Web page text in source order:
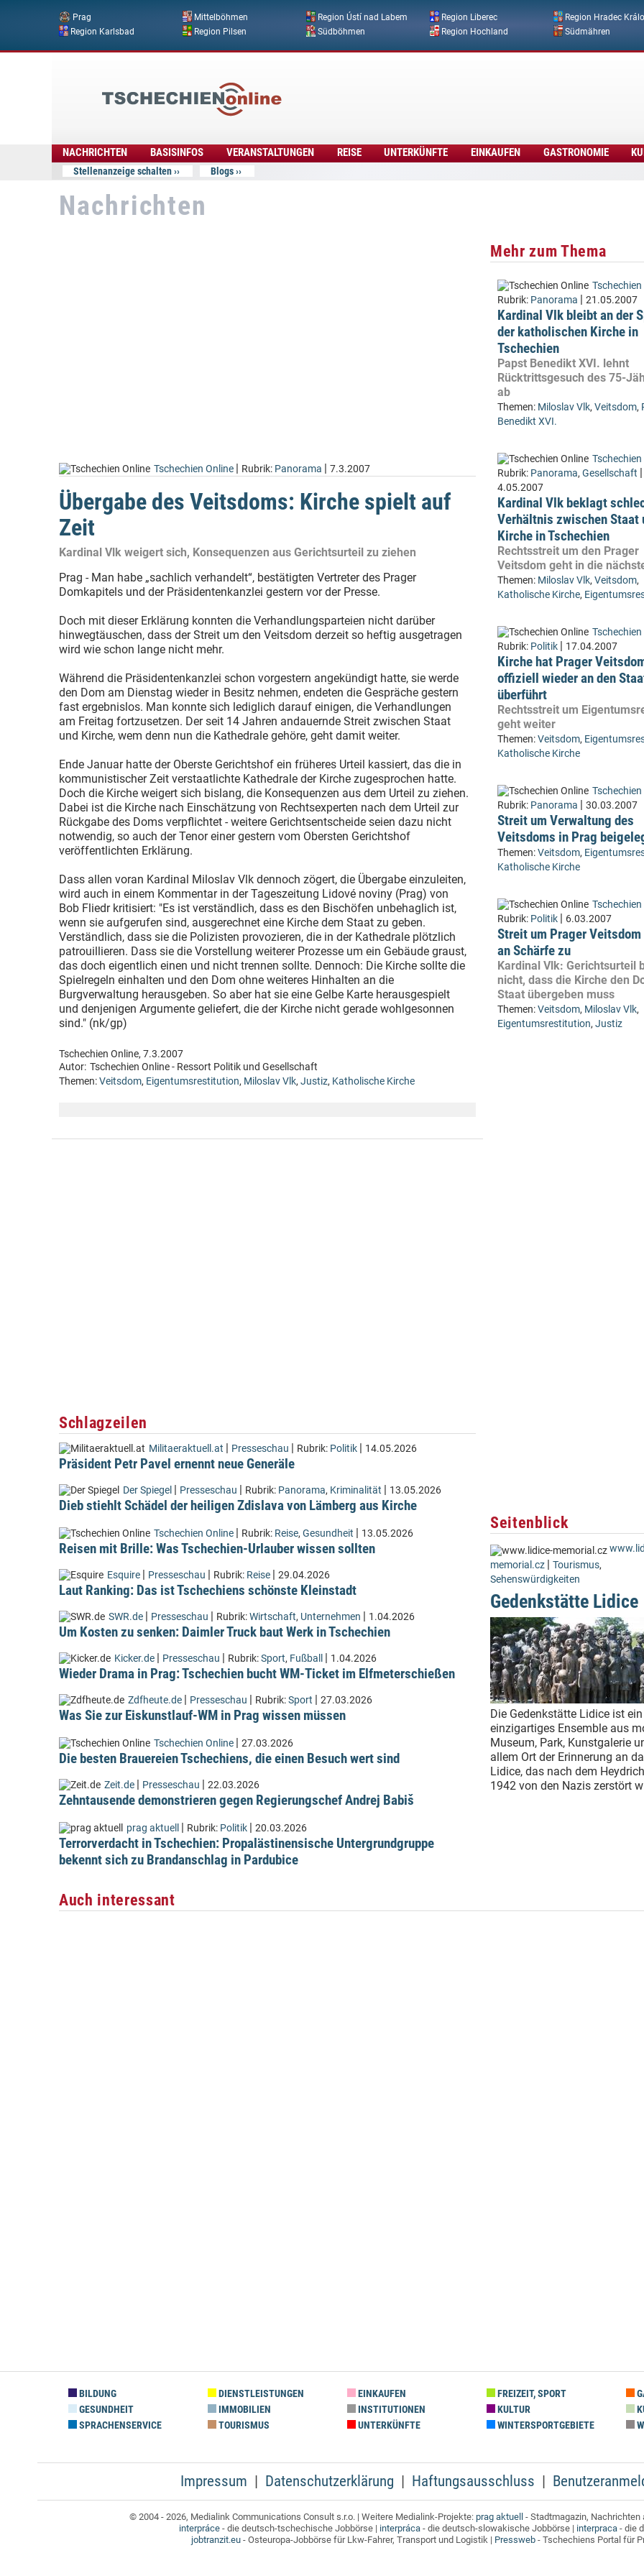
Direkt zum Inhalt
Prag Mittelböhmen Region Ústí nad Labem Region Liberec
Region Hradec
Region Karlsbad
Region Pilsen Südböhmen Region Hochland Südmähren
Online
NACHRICHTEN BASISINFOS VERANSTALTUNGEN REISE UNTERKÜNFTE EINKAUFEN GASTRONOMIE
Stellenanzeige schalten Blogs
Nachrichten
Tschechien Online | Rubrik: Panorama | 7.3.2007
Übergabe des Veitsdoms: Kirche spielt auf
Zeit
Kardinal Vlk weigert sich, Konsequenzen aus Gerichtsurteil zu ziehen
Prag - Man habe „sachlich verhandelt“, bestätigten Vertreter des Prager
Domkapitels und der Präsidentenkanzlei gestern vor der Presse.
Doch mit dieser Erklärung konnten die Verhandlungsparteien nicht darüber
hinwegtäuschen, dass der Streit um den Veitsdom derzeit so heftig ausgetragen
wird wie schon lange nicht mehr.
Während die Präsidentenkanzlei schon vorgestern angekündigt hatte, sie werde
den Dom am Dienstag wieder in Besitz nehmen, endeten die Gespräche gestern
fast ergebnislos. Man konnte sich lediglich darauf einigen, die Verhandlungen
am Freitag fortzusetzen. Der seit 14 Jahren andauernde Streit zwischen Staat
und Kirche, wem denn nun die Kathedrale gehöre, geht damit weiter.
Ende Januar hatte der Oberste Gerichtshof ein früheres Urteil kassiert, das die in
kommunistischer Zeit verstaatlichte Kathedrale der Kirche zugesprochen hatte.
Doch die Kirche weigert sich bislang, die Konsequenzen aus dem Urteil zu ziehen.
Dabei ist die Kirche nach Einschätzung von Rechtsexperten nach dem Urteil zur
Rückgabe des Doms verpflichtet - weitere Gerichtsentscheide seien dazu nicht
notwendig, so auch der Tenor einer gestern vom Obersten Gerichtshof
veröffentlichten Erklärung.
Dass allen voran Kardinal Miloslav Vlk dennoch zögert, die Übergabe einzuleiten,
wird auch in einem Kommentar in der Tageszeitung Lidové noviny (Prag) von
Bob Fliedr kritisiert: "Es ist verständlich, dass es den Bischöfen unbehaglich ist,
wenn sie aufgerufen sind, ausgerechnet eine Kirche dem Staat zu geben.
Verständlich, dass sie die Polizisten provozieren, die in der Kathedrale plötzlich
patrouillieren. Dass sie die Vorstellung weiterer Prozesse um ein Gebäude graust,
das doch eigentlich einen und nicht trennen sollte. Dennoch: Die Kirche sollte die
Spielregeln einhalten und den Dom ohne weiteres Hinhalten an die
Burgverwaltung herausgeben. So aber hat sie eine Gelbe Karte herausgespielt
und denjenigen Argumente geliefert, die der Kirche nicht gerade wohlgesonnen
sind." (nk/gp)
Tschechien Online, 7.3.2007
Autor: Tschechien Online - Ressort Politik und Gesellschaft
Themen:Veitsdom, Eigentumsrestitution, Miloslav Vlk, Justiz, Katholische Kirche
Schlagzeilen
Militaeraktuell.at | Presseschau | Rubrik: Politik | 14.05.2026
Präsident Petr Pavel ernennt neue Generäle
Der Spiegel | Presseschau | Rubrik: Panorama, Kriminalität | 13.05.2026
Dieb stiehlt Schädel der heiligen Zdislava von Lämberg aus Kirche
Tschechien Online | Rubrik: Reise, Gesundheit | 13.05.2026
Reisen mit Brille: Was Tschechien-Urlauber wissen sollten
Esquire | Presseschau | Rubrik: Reise | 29.04.2026
Laut Ranking: Das ist Tschechiens schönste Kleinstadt
SWR.de | Presseschau | Rubrik:Wirtschaft, Unternehmen | 1.04.2026
Um Kosten zu senken: Daimler Truck baut Werk in Tschechien
Kicker.de | Presseschau | Rubrik:Sport, Fußball | 1.04.2026
Wieder Drama in Prag: Tschechien bucht WM-Ticket im Elfmeterschießen
Zdfheute.de | Presseschau | Rubrik:Sport | 27.03.2026
Was Sie zur Eiskunstlauf-WM in Prag wissen müssen
Tschechien Online | 27.03.2026
Die besten Brauereien Tschechiens, die einen Besuch wert sind
Zeit.de | Presseschau | 22.03.2026
Zehntausende demonstrieren gegen Regierungschef Andrej Babiš
prag aktuell | Rubrik: Politik | 20.03.2026
Terrorverdacht in Tschechien: Propalästinensische Untergrundgruppe
bekennt sich zu Brandanschlag in Pardubice
Mehr zum Thema
Tschechien
Rubrik: Panorama | 21.05.2007
Kardinal Vlk bleibt an der
der katholischen Kirche in
Tschechien
Papst Benedikt XVI. lehnt
Rücktrittsgesuch des 75-
ab
Themen: Miloslav Vlk, Veitsdom,
Benedikt XVI.
Tschechien
Rubrik: Panorama, Gesellschaft |
4.05.2007
Kardinal Vlk beklagt
Verhältnis zwischen Staat
Kirche in Tschechien
Rechtsstreit um den Prager
Veitsdom geht in die
Themen: Miloslav Vlk, Veitsdom,
Katholische Kirche,
Tschechien
Rubrik: Politik | 17.04.2007
Kirche hat Prager
offiziell wieder an den
überführt
Rechtsstreit um
geht weiter
Themen:Veitsdom,
Katholische Kirche
Tschechien
Rubrik: Panorama | 30.03.2007
Streit um Verwaltung des
Veitsdoms in Prag
Themen:Veitsdom,
Katholische Kirche
Tschechien
Rubrik: Politik | 6.03.2007
Streit um Prager
an Schärfe zu
Kardinal Vlk: Gerichtsurteil
nicht, dass die Kirche den
Staat übergeben muss
Themen:Veitsdom, Miloslav Vlk,
Eigentumsrestitution, Justiz
Seitenblick
memorial.cz | Tourismus,
Sehenswürdigkeiten
Gedenkstätte Lidice
Die Gedenkstätte Lidice ist ein
einzigartiges Ensemble aus
Museum, Park, Kunstgalerie
allem Ort der Erinnerung an
Lidice, das nach dem
1942 von den Nazis zerstört
Auch interessant
BILDUNG DIENSTLEISTUNGEN EINKAUFEN FREIZEIT, SPORT
GESUNDHEIT
IMMOBILIEN INSTITUTIONEN KULTUR
SPRACHENSERVICE
TOURISMUS UNTERKÜNFTE WINTERSPORTGEBIETE
Impressum Datenschutzerklärung Haftungsausschluss
© 2004 - 2026, Medialink Communications Consult s.r.o. | Weitere Medialink-Projekte: prag aktuell - Stadtmagazin,
interpráce- die deutsch-tschechische Jobbörse | interpráca- die deutsch-slowakische Jobbörse | interpraca- die
jobtranzit.eu- Osteuropa-Jobbörse für Lkw-Fahrer, Transport und Logistik | Pressweb- Tschechiens Portal für